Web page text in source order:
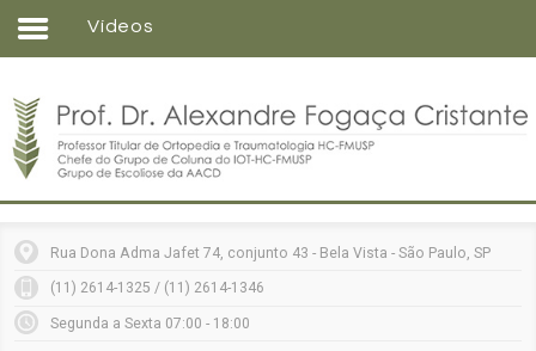
Home
Entenda sua doença
Tratamentos
Vídeos
Consultórios
Vídeos
Rua Dona Adma Jafet 74, conjunto 43 - Bela Vista - São Paulo, SP
(11) 2614-1325 / (11) 2614-1346
Segunda a Sexta 07:00 - 18:00